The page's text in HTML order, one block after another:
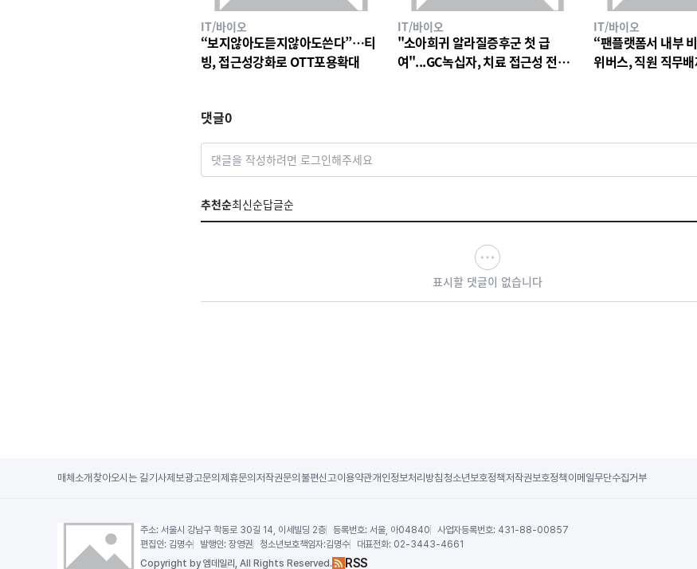
IT/바이오
“보지않아도듣지않아도쓴다”…티
빙, 접근성강화로 OTT포용확대
IT/바이오
"소아희귀 알라질증후군 첫 급
여"...GC녹십자, 치료 접근성 전환
IT/바이오
“팬플랫폼서 내부
위버스, 직원 직무
댓글0
댓글을 작성하려면 로그인해주세요
추천순최신순답글순
표시할 댓글이 없습니다
매체소개 찾아오시는 길기사제보광고문의 제휴문의 저작권문의 불편신고이용약관개인정보처리방침 청소년보호정책저작권보호정책 이메일무단수집거부
주소:서울시 강남구 학동로 30길 14, 이세빌딩 2층 등록번호: 서울, 아04840 사업자등록번호: 431-88-00857
편집인: 김명수 발행인:장영권 청소년보호책임자:김명수 대표전화: 02-3443-4661
Copyright by 엠데일리, All Rights Reserved. RSS